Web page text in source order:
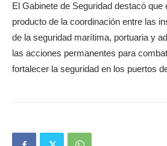
El Gabinete de Seguridad destacó que
producto de la coordinación entre las
de la seguridad marítima, portuaria y
las acciones permanentes para
fortalecer la seguridad en los puertos